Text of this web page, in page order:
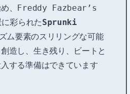
め、Freddy Fazbear’s
彩られたSprunki
ム要素のスリリングな可能
造し、生き残り、ビートと
する準備はできています